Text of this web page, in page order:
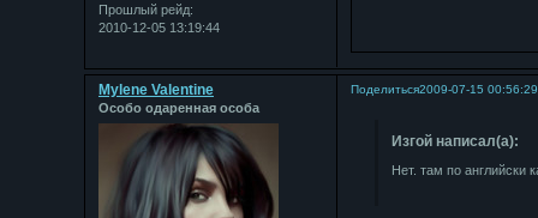
Прошлый рейд:
2010-12-05 13:19:44
Поделиться2009-07-15 00:56:29
Mylene Valentine
Особо одаренная особа
Изгой написал(а):
Нет. там по английски